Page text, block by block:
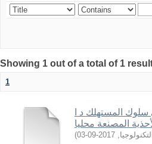
Showing 1 out of a total of 1
1
سلوك المستهلك د ا
المصنعة محلیا
,
2017-09-03
)